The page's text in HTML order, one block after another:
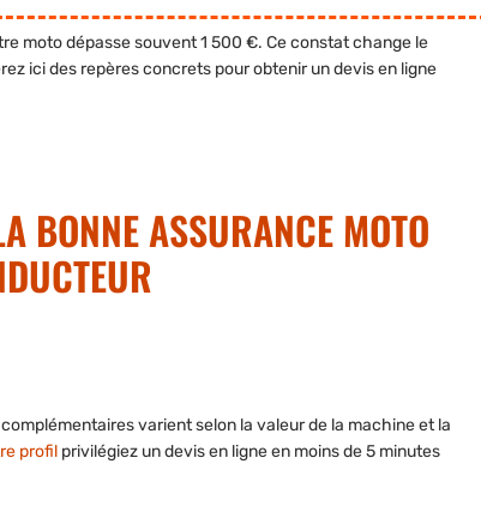
moto dépasse souvent 1 500 €. Ce constat change le
ici des repères concrets pour obtenir un devis en ligne
BONNE ASSURANCE MOTO
varient selon la valeur de la machine et la
profil privilégiez un devis en ligne en moins de 5 minutes